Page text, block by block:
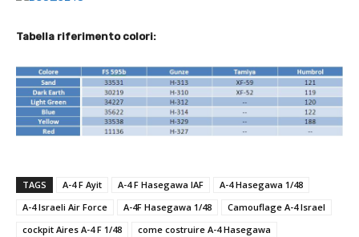
Tabella riferimento colori:
TAGS A-4 F Ayit A-4 F Hasegawa IAF
A-4 Hasegawa 1/48
A-4 Israeli Air Force
A-4F Hasegawa 1/48
Camouflage A-4 Israel
cockpit Aires A-4 F 1/48
come costruire A-4 Hasegawa